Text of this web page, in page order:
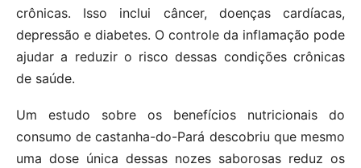
crônicas. Isso inclui câncer, doenças cardíacas,
depressão e diabetes. O controle da inflamação pode
ajudar a reduzir o risco dessas condições crônicas
de saúde.
Um estudo sobre os benefícios nutricionais do
consumo de castanha-do-Pará descobriu que mesmo
uma dose única dessas nozes saborosas reduz os